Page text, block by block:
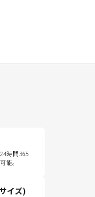
時間365
能。
イズ)